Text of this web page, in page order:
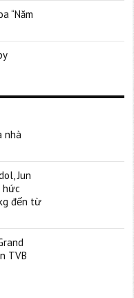
“Năm
nhà
Jun
hức
đến từ
TVB